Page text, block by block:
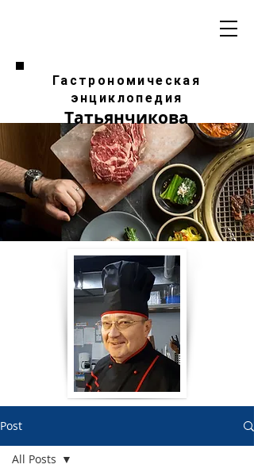
Гастрономическая
энциклопедия
Татьянчикова
Post
All Posts